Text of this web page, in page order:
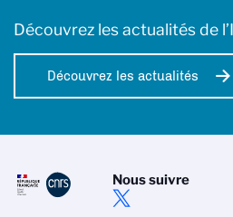
Découvrez les actualités de
Découvrez les actualités
Nous suivre